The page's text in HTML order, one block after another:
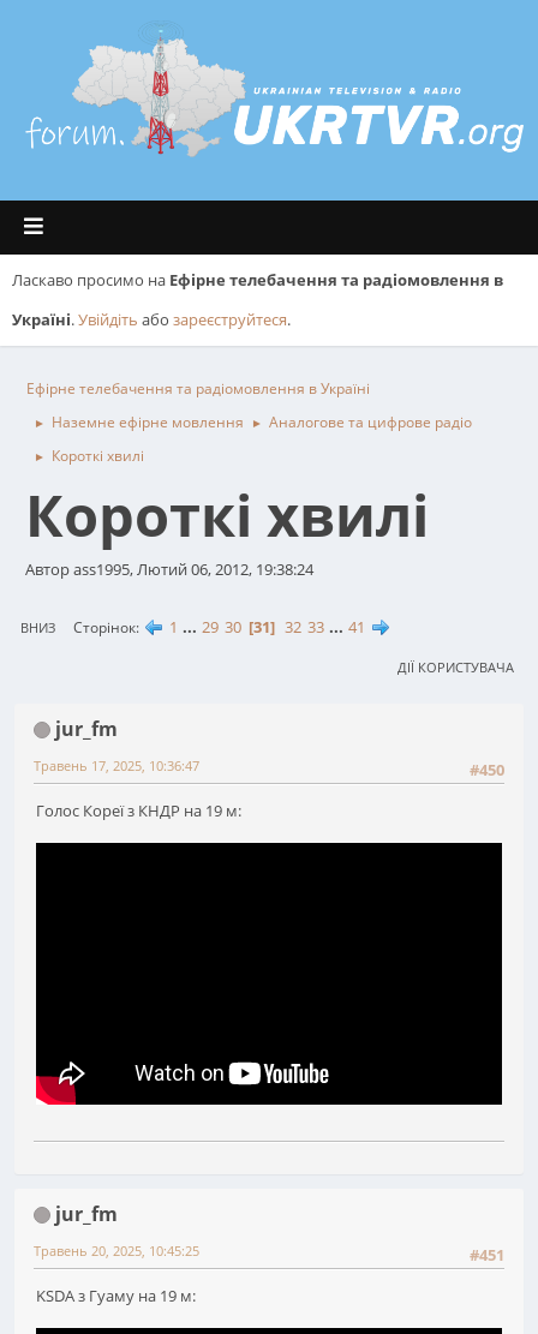
Ласкаво просимо на Ефірне телебачення та радіомовлення в
Україні.Увійдіть або зареєструйтеся.
Ефірне телебачення та радіомовлення в Україні
► Наземне ефірне мовлення ► Аналогове та цифрове радіо
► Короткі хвилі
Короткі хвилі
Автор ass1995, Лютий 06, 2012, 19:38:24
ВНИЗ Сторінок 1 ... 29 30 31 32 33 ... 41
ДІЇ КОРИСТУВАЧА
jur_fm
#450
Травень 17, 2025, 10:36:47
Голос Кореї з КНДР на 19 м:
jur_fm
#451
Травень 20, 2025, 10:45:25
KSDA з Гуаму на 19 м: